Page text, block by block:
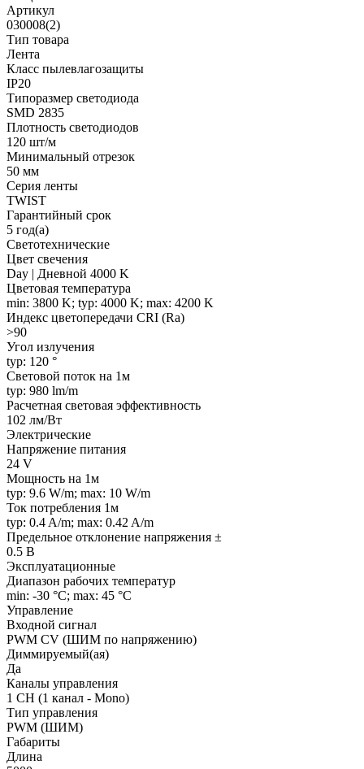
Артикул
030008(2)
Тип товара
Лента
Класс пылевлагозащиты
IP20
Типоразмер светодиода
SMD 2835
Плотность светодиодов
120 шт/м
Минимальный отрезок
50 мм
Серия ленты
TWIST
Гарантийный срок
5 год(а)
Светотехнические
Цвет свечения
Day | Дневной 4000 K
Цветовая температура
min: 3800 K; typ: 4000 K; max: 4200 K
Индекс цветопередачи CRI (Ra)
>90
Угол излучения
typ: 120 °
Световой поток на 1м
typ: 980 lm/m
Расчетная световая эффективность
102 лм/Вт
Электрические
Напряжение питания
24 V
Мощность на 1м
typ: 9.6 W/m; max: 10 W/m
Ток потребления 1м
typ: 0.4 A/m; max: 0.42 A/m
Предельное отклонение напряжения ±
0.5 В
Эксплуатационные
Диапазон рабочих температур
min: -30 °C; max: 45 °C
Управление
Входной сигнал
PWM СV (ШИМ по напряжению)
Диммируемый(ая)
Да
Каналы управления
1 CH (1 канал - Mono)
Тип управления
PWM (ШИМ)
Габариты
Длина